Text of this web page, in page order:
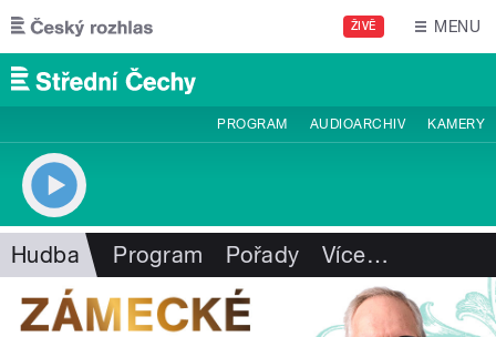
Přejít k hlavnímu obsahu
ŽIVĚ MENU
PROGRAM AUDIOARCHIV KAMERY
Hudba Program Pořady Více…